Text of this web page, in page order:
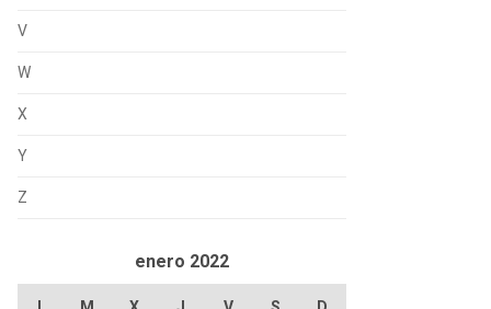
V
W
X
Y
Z
enero 2022